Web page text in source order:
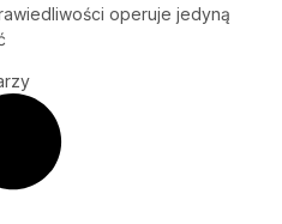
operuje jedyną